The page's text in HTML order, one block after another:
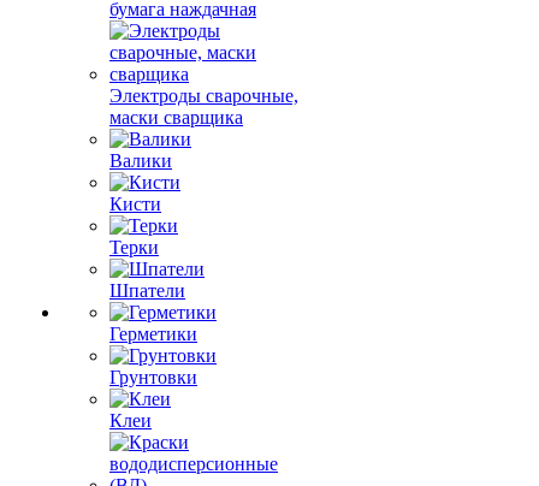
бумага наждачная
Электроды сварочные,
маски сварщика
Валики
Кисти
Терки
Шпатели
Герметики
Грунтовки
Клеи